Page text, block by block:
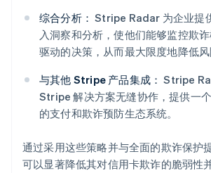
综合分析： Stripe Radar 为企业提
入洞察和分析，使他们能够监控欺
驱动的决策，从而最大限度地降低风
与其他 Stripe 产品集成： Stripe
Stripe 解决方案无缝协作，提供一
的支付和欺诈预防生态系统。
通过采用这些策略并与全面的欺诈保护
可以显著降低其对信用卡欺诈的脆弱性
阿联酋
English
爱尔兰
爱沙尼亚
English
奥地利
DeutschEnglish
English
巴西